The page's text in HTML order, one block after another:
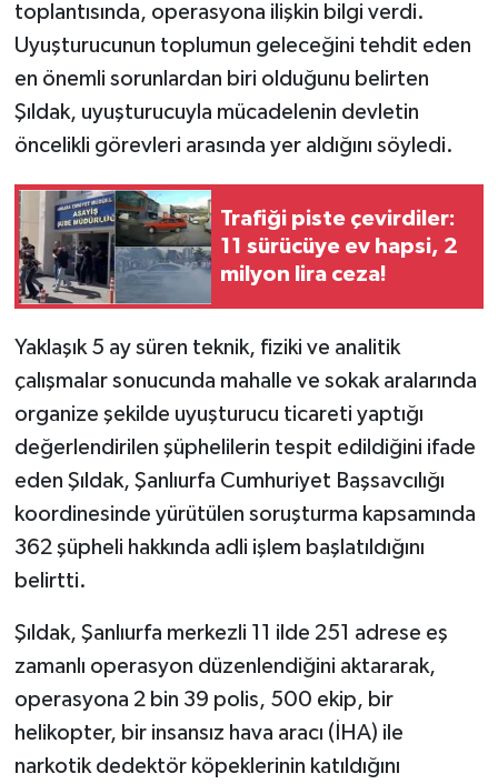
toplantısında, operasyona ilişkin bilgi verdi.
Uyuşturucunun toplumun geleceğini tehdit eden
en önemli sorunlardan biri olduğunu belirten
Şıldak, uyuşturucuyla mücadelenin devletin
öncelikli görevleri arasında yer aldığını söyledi.
Trafiği piste çevirdiler:
11 sürücüye ev hapsi, 2
milyon lira ceza!
Yaklaşık 5 ay süren teknik, fiziki ve analitik
çalışmalar sonucunda mahalle ve sokak aralarında
organize şekilde uyuşturucu ticareti yaptığı
değerlendirilen şüphelilerin tespit edildiğini ifade
eden Şıldak, Şanlıurfa Cumhuriyet Başsavcılığı
koordinesinde yürütülen soruşturma kapsamında
362 şüpheli hakkında adli işlem başlatıldığını
belirtti.
Şıldak, Şanlıurfa merkezli 11 ilde 251 adrese eş
zamanlı operasyon düzenlendiğini aktararak,
operasyona 2 bin 39 polis, 500 ekip, bir
helikopter, bir insansız hava aracı (İHA) ile
narkotik dedektör köpeklerinin katıldığını